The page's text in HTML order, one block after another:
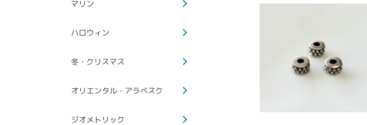
マリン
ハロウィン
冬・クリスマス
オリエンタル・アラベスク
ジオメトリック